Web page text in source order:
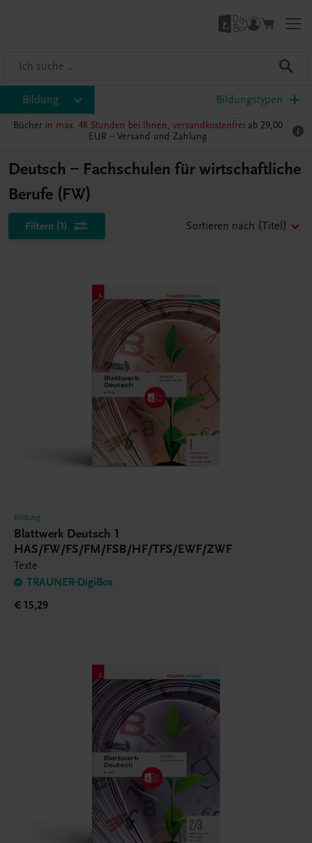
Bildung Bildungstypen
Bücher in max. 48 Stunden bei Ihnen, versandkostenfrei ab 29,00
EUR – Versand und Zahlung
Deutsch – Fachschulen für wirtschaftliche
Berufe (FW)
Filtern (1) Sortieren nach (Titel)
Bildung
Blattwerk Deutsch 1
HAS/FW/FS/FM/FSB/HF/TFS/EWF/ZWF
Texte
TRAUNER-DigiBox
€ 15,29